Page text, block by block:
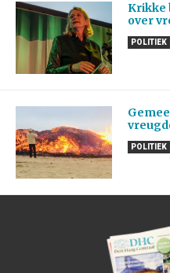
Krikke
over
POLITIEK
POLITIEK